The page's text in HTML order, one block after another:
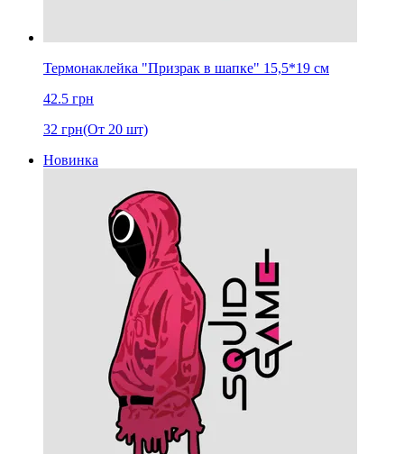
Термонаклейка "Призрак в шапке" 15,5*19 cм
42.5 грн
32 грн(От 20 шт)
Новинка